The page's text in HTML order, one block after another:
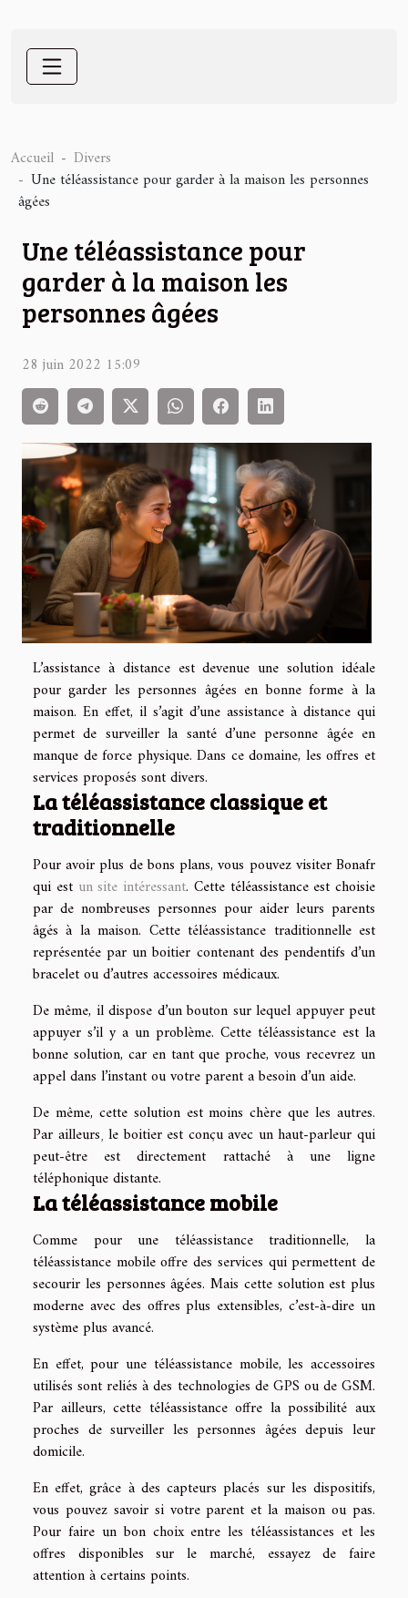
Accueil
Divers
Une téléassistance pour garder à la maison les personnes
âgées
Une téléassistance pour
garder à la maison les
personnes âgées
28 juin 2022 15:09
L’assistance à distance est devenue une solution idéale
pour garder les personnes âgées en bonne forme à la
maison. En effet, il s’agit d’une assistance à distance qui
permet de surveiller la santé d’une personne âgée en
manque de force physique. Dans ce domaine, les offres et
services proposés sont divers.
La téléassistance classique et
traditionnelle
Pour avoir plus de bons plans, vous pouvez visiter Bonafr
qui est un site intéressant. Cette téléassistance est choisie
par de nombreuses personnes pour aider leurs parents
âgés à la maison. Cette téléassistance traditionnelle est
représentée par un boitier contenant des pendentifs d’un
bracelet ou d’autres accessoires médicaux.
De même, il dispose d’un bouton sur lequel appuyer peut
appuyer s’il y a un problème. Cette téléassistance est la
bonne solution, car en tant que proche, vous recevrez un
appel dans l’instant ou votre parent a besoin d’un aide.
De même, cette solution est moins chère que les autres.
Par ailleurs¸ le boitier est conçu avec un haut-parleur qui
peut-être est directement rattaché à une ligne
téléphonique distante.
La téléassistance mobile
Comme pour une téléassistance traditionnelle, la
téléassistance mobile offre des services qui permettent de
secourir les personnes âgées. Mais cette solution est plus
moderne avec des offres plus extensibles, c’est-à-dire un
système plus avancé.
En effet, pour une téléassistance mobile, les accessoires
utilisés sont reliés à des technologies de GPS ou de GSM.
Par ailleurs, cette téléassistance offre la possibilité aux
proches de surveiller les personnes âgées depuis leur
domicile.
En effet, grâce à des capteurs placés sur les dispositifs,
vous pouvez savoir si votre parent et la maison ou pas.
Pour faire un bon choix entre les téléassistances et les
offres disponibles sur le marché, essayez de faire
attention à certains points.